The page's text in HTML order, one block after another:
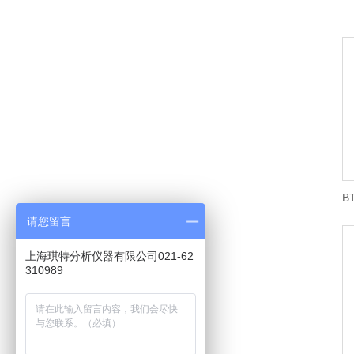
请您留言
上海琪特分析仪器有限公司021-62
310989